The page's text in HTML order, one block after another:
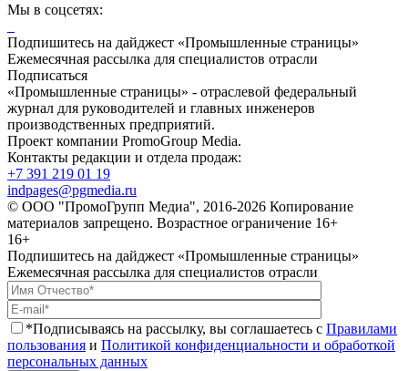
Мы в соцсетях:
Подпишитесь на дайджест «Промышленные страницы»
Ежемесячная рассылка для специалистов отрасли
Подписаться
«Промышленные страницы» - отраслевой федеральный
журнал для руководителей и главных инженеров
производственных предприятий.
Проект компании PromoGroup Media.
Контакты редакции и отдела продаж:
+7 391 219 01 19
indpages@pgmedia.ru
© ООО "ПромоГрупп Медиа", 2016-2026 Копирование
материалов запрещено. Возрастное ограничение 16+
16+
Подпишитесь на дайджест «Промышленные страницы»
Ежемесячная рассылка для специалистов отрасли
*Подписываясь на рассылку, вы соглашаетесь с Правилами
пользования и Политикой конфиденциальности и обработкой
персональных данных